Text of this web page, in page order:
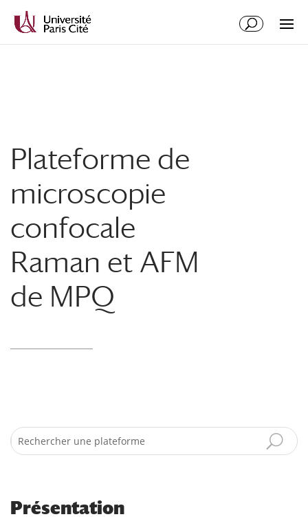
contenu
Plateforme de
microscopie
confocale
Raman et AFM
de MPQ
Search
Présentation